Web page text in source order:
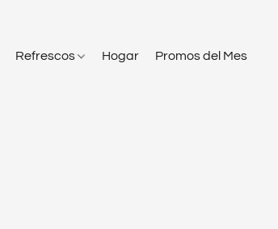
Refrescos Hogar Promos del Mes